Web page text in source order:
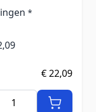
*
€ 22,09